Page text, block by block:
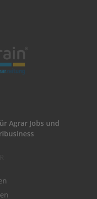
Agrar Jobs und